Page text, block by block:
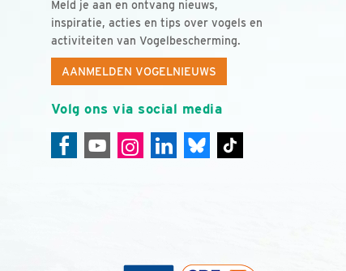
Meld je aan en ontvang nieuws,
inspiratie, acties en tips over vogels en
activiteiten van Vogelbescherming.
AANMELDEN VOGELNIEUWS
Volg ons via social media